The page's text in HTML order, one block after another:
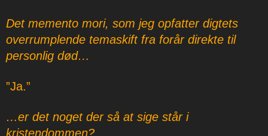
Det memento mori, som jeg opfatter digtets
overrumplende temaskift fra forår direkte til
personlig død…
”Ja.”
…er det noget der så at sige står i
kristendommen?